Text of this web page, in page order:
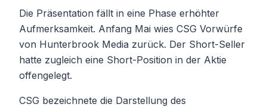
Die Präsentation fällt in eine Phase erhöhter
Aufmerksamkeit. Anfang Mai wies CSG Vorwürfe
von Hunterbrook Media zurück. Der Short-Seller
hatte zugleich eine Short-Position in der Aktie
offengelegt.
CSG bezeichnete die Darstellung des